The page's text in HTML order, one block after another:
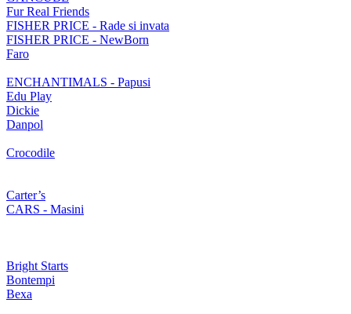
Fur Real Friends
FISHER PRICE - Rade si invata
FISHER PRICE - NewBorn
Faro
ENCHANTIMALS - Papusi
Edu Play
Dickie
Danpol
Crocodile
Carter’s
CARS - Masini
Bright Starts
Bontempi
Bexa